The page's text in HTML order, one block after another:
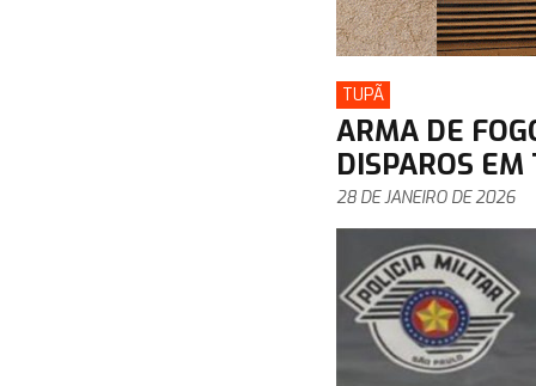
TUPÃ
ARMA DE
DISPAROS EM
28 DE JANEIRO DE 2026